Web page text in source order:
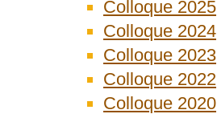
Colloque 2025
Colloque 2024
Colloque 2023
Colloque 2022
Colloque 2020